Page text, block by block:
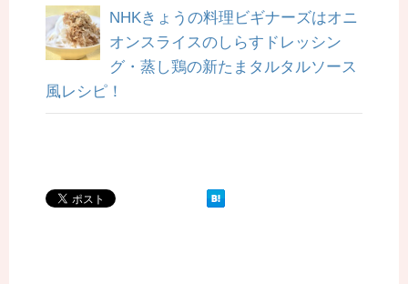
NHKきょうの料理ビギナーズはオニ
オンスライスのしらすドレッシン
グ・蒸し鶏の新たまタルタルソース
風レシピ！